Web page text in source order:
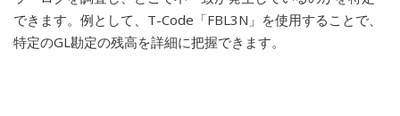
できます。例として、T-Code「FBL3N」を使用することで、
特定のGL勘定の残高を詳細に把握できます。